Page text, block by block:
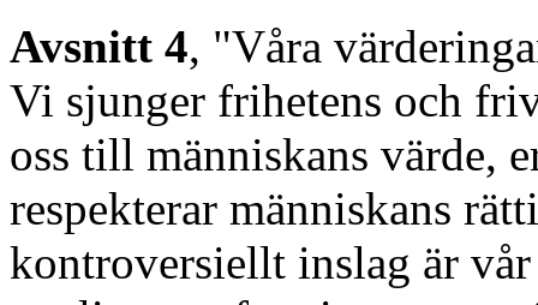
Avsnitt 4, "Våra
Vi sjunger frihetens och
oss till människans värde,
respekterar människans
kontroversiellt inslag är